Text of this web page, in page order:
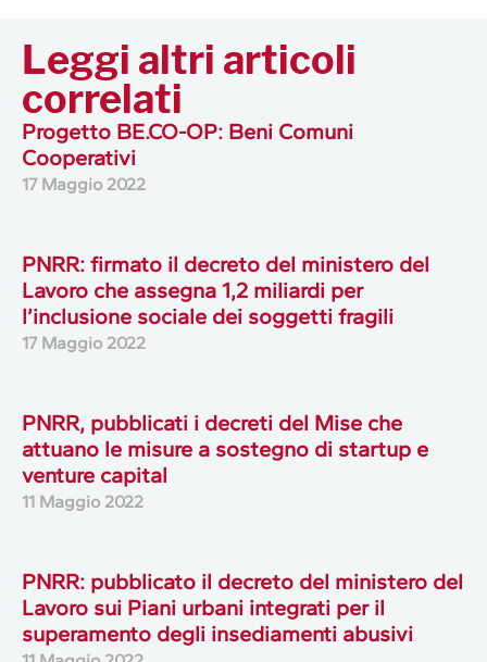
Leggi altri articoli
correlati
Progetto BE.CO-OP: Beni Comuni
Cooperativi
17 Maggio 2022
PNRR: firmato il decreto del ministero del
Lavoro che assegna 1,2 miliardi per
l’inclusione sociale dei soggetti fragili
17 Maggio 2022
PNRR, pubblicati i decreti del Mise che
attuano le misure a sostegno di startup e
venture capital
11 Maggio 2022
PNRR: pubblicato il decreto del ministero del
Lavoro sui Piani urbani integrati per il
superamento degli insediamenti abusivi